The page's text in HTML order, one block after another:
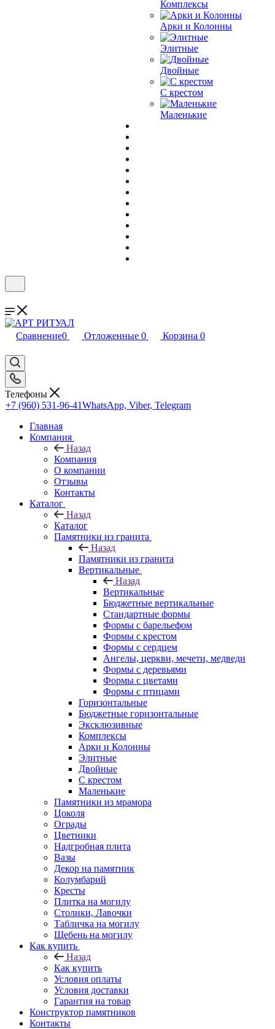
Комплексы
Арки и Колонны
Элитные
Двойные
С крестом
Маленькие
Сравнение0 Отложенные 0 Корзина 0
Телефоны
+7 (960) 531-96-41WhatsApp, Viber, Telegram
Главная
Компания
Назад
Компания
О компании
Отзывы
Контакты
Каталог
Назад
Каталог
Памятники из гранита
Назад
Памятники из гранита
Вертикальные
Назад
Вертикальные
Бюджетные вертикальные
Стандартные формы
Формы с барельефом
Формы с крестом
Формы с сердцем
Ангелы, церкви, мечети, медведи
Формы с деревьями
Формы с цветами
Формы с птицами
Горизонтальные
Бюджетные горизонтальные
Эксклюзивные
Комплексы
Арки и Колонны
Элитные
Двойные
С крестом
Маленькие
Памятники из мрамора
Цоколя
Ограды
Цветники
Надгробная плита
Вазы
Декор на памятник
Колумбарий
Кресты
Плитка на могилу
Столики, Лавочки
Табличка на могилу
Щебень на могилу
Как купить
Назад
Как купить
Условия оплаты
Условия доставки
Гарантия на товар
Конструктор памятников
Контакты